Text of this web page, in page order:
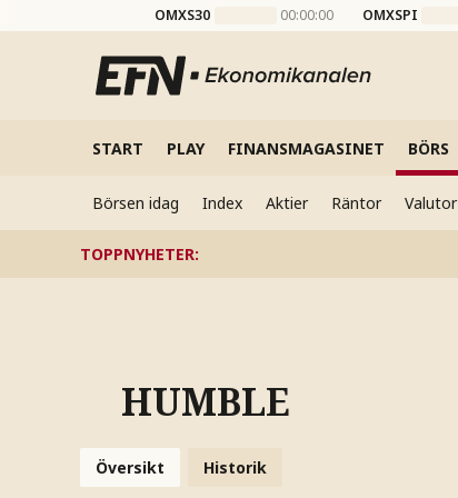
OMXS30 00:00:00 OMXSPI
START PLAY FINANSMAGASINET BÖRS
Börsen idag Index Aktier Räntor Valutor
TOPPNYHETER:
HUMBLE
Översikt Historik